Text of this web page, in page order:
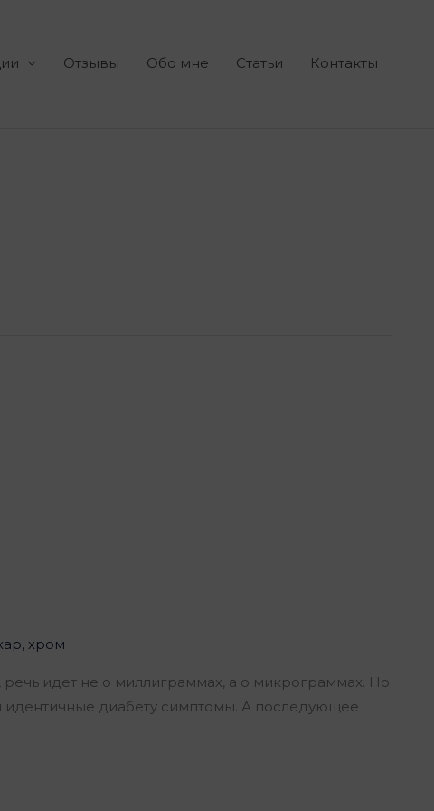
Отзывы Обо мне Статьи Контакты
, хром
речь идет не о миллиграммах, а о микрограммах. Но
идентичные диабету симптомы. А последующее